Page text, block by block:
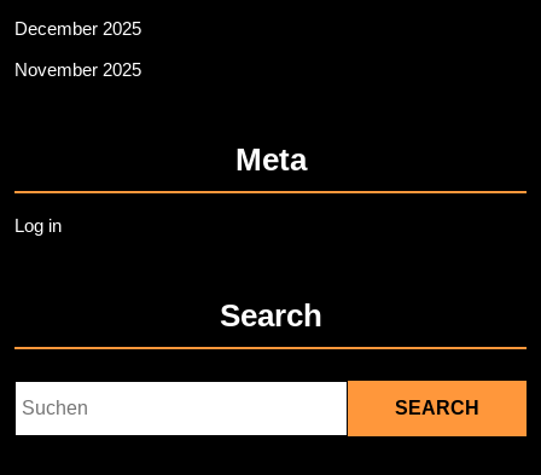
December 2025
November 2025
Meta
Log in
Search